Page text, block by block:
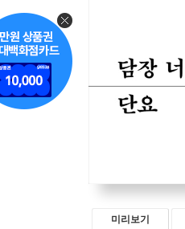
미리보기